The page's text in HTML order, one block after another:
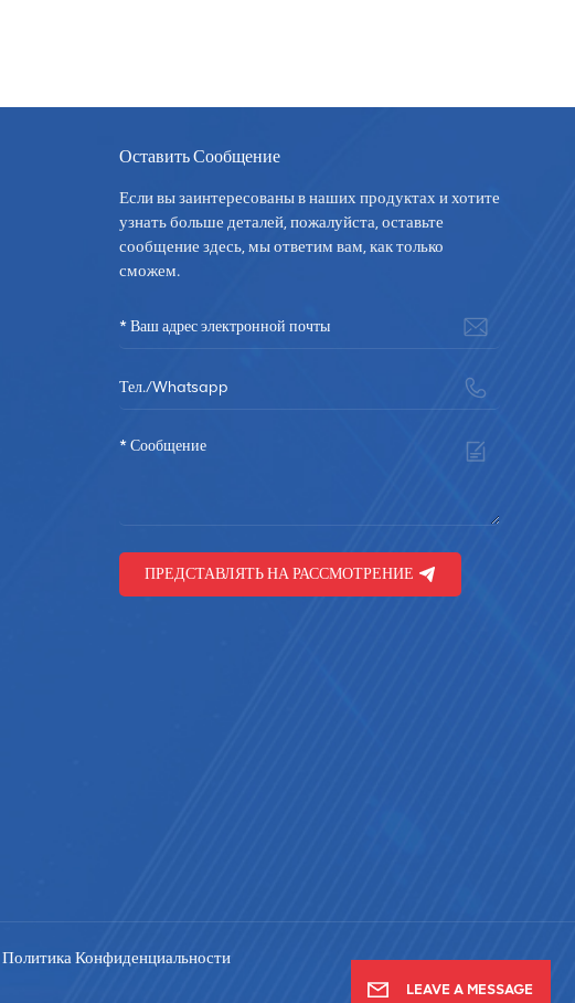
Оставить Сообщение
Если вы заинтересованы в наших продуктах и хотите
узнать больше деталей, пожалуйста, оставьте
сообщение здесь, мы ответим вам, как только
сможем.
ПРЕДСТАВЛЯТЬ НА РАССМОТРЕНИЕ
Политика Конфиденциальности
LEAVE A MESSAGE